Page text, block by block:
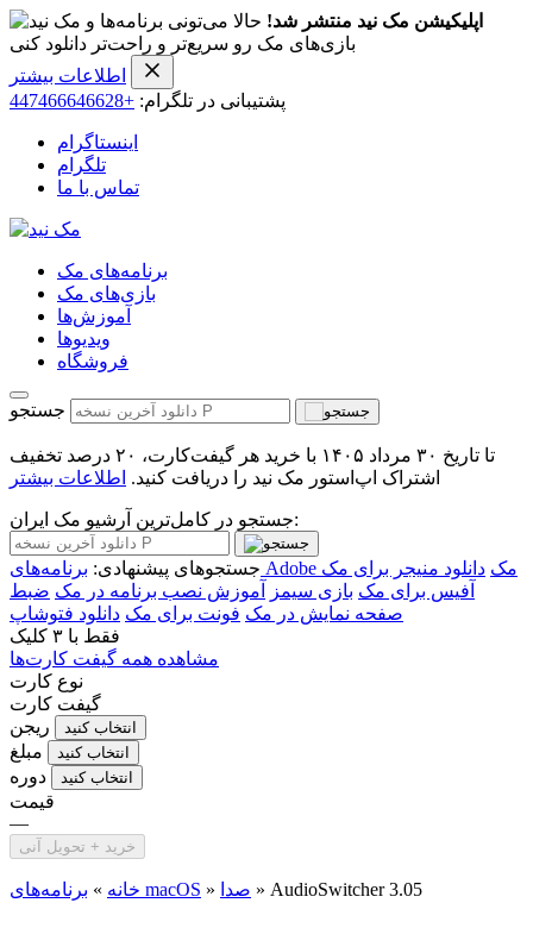
اپلیکیشن مک نید منتشر شد! حالا می‌تونی برنامه‌ها و
بازی‌های مک رو سریع‌تر و راحت‌تر دانلود کنی
اطلاعات بیشتر
پشتیبانی در تلگرام: +447466646628
اینستاگرام
تلگرام
تماس با ما
برنامه‌های مک
بازی‌های مک
آموزش‌ها
ویدیو‌ها
فروشگاه
جستجو
تا تاریخ ۳۰ مرداد ۱۴۰۵ با خرید هر گیفت‌کارت، ۲۰ درصد تخفیف
اشتراک اپ‌استور مک نید را دریافت کنید. اطلاعات بیشتر
جستجو در کامل‌ترین آرشیو مک ایران:
جستجوهای پیشنهادی: برنامه‌های Adobe مک دانلود منیجر برای مک
آفیس برای مک بازی سیمز آموزش نصب برنامه در مک ضبط
صفحه نمایش در مک فونت برای مک دانلود فتوشاپ
فقط با ۳ کلیک
مشاهده همه گیفت کارت‌ها
نوع کارت
گیفت کارت
ریجن
انتخاب کنید
مبلغ انتخاب کنید
دوره انتخاب کنید
قیمت
—
خرید + تحویل آنی
خانه » برنامه‌های macOS » صدا » AudioSwitcher 3.05